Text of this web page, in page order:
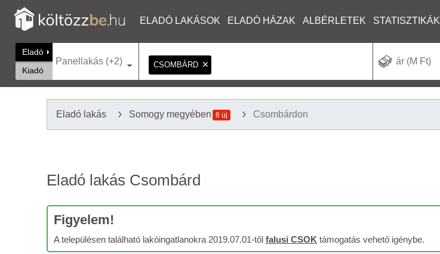
ELADÓ LAKÁSOK ELADÓ HÁZAK ALBÉRLETEK STATISZTIKÁK
Eladó
Kiadó
Panellakás (+2) CSOMBÁRD ár (M Ft)
Eladó lakás Somogy megyében 8 új Csombárdon
Eladó lakás Csombárd
Figyelem!
A településen található lakóingatlanokra 2019.07.01-től falusi CSOK támogatás vehető igénybe.